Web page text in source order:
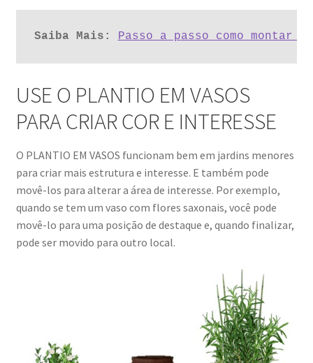
Saiba Mais: Passo a passo como montar
USE O PLANTIO EM VASOS
PARA CRIAR COR E INTERESSE
O PLANTIO EM VASOS funcionam bem em jardins menores
para criar mais estrutura e interesse. E também pode
movê-los para alterar a área de interesse. Por exemplo,
quando se tem um vaso com flores saxonais, você pode
movê-lo para uma posição de destaque e, quando finalizar,
pode ser movido para outro local.